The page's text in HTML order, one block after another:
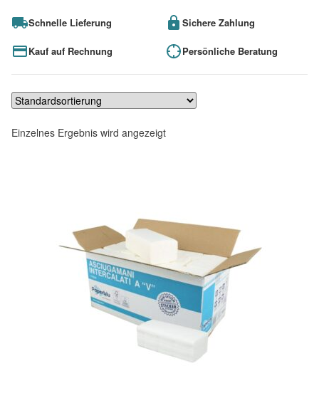
Schnelle Lieferung Sichere Zahlung
Kauf auf Rechnung Persönliche Beratung
Einzelnes Ergebnis wird angezeigt